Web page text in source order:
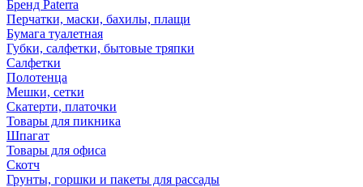
Бренд Paterra
Перчатки, маски, бахилы, плащи
Бумага туалетная
Губки, салфетки, бытовые тряпки
Салфетки
Полотенца
Мешки, сетки
Скатерти, платочки
Товары для пикника
Шпагат
Товары для офиса
Скотч
Грунты, горшки и пакеты для рассады